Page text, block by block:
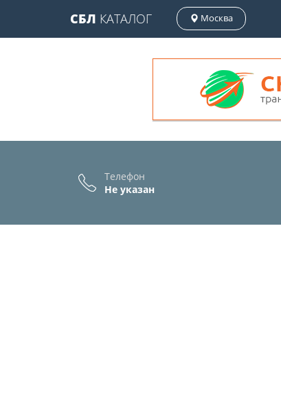
СБЛ КАТАЛОГ Москва
Телефон
Не указан